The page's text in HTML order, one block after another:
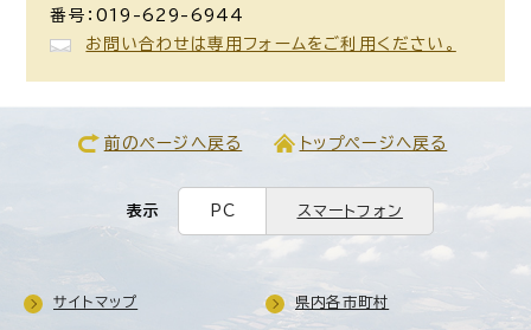
番号：019-629-6944
お問い合わせは専用フォームをご利用ください。
前のページへ戻る トップページへ戻る
表示 PC スマートフォン
サイトマップ 県内各市町村